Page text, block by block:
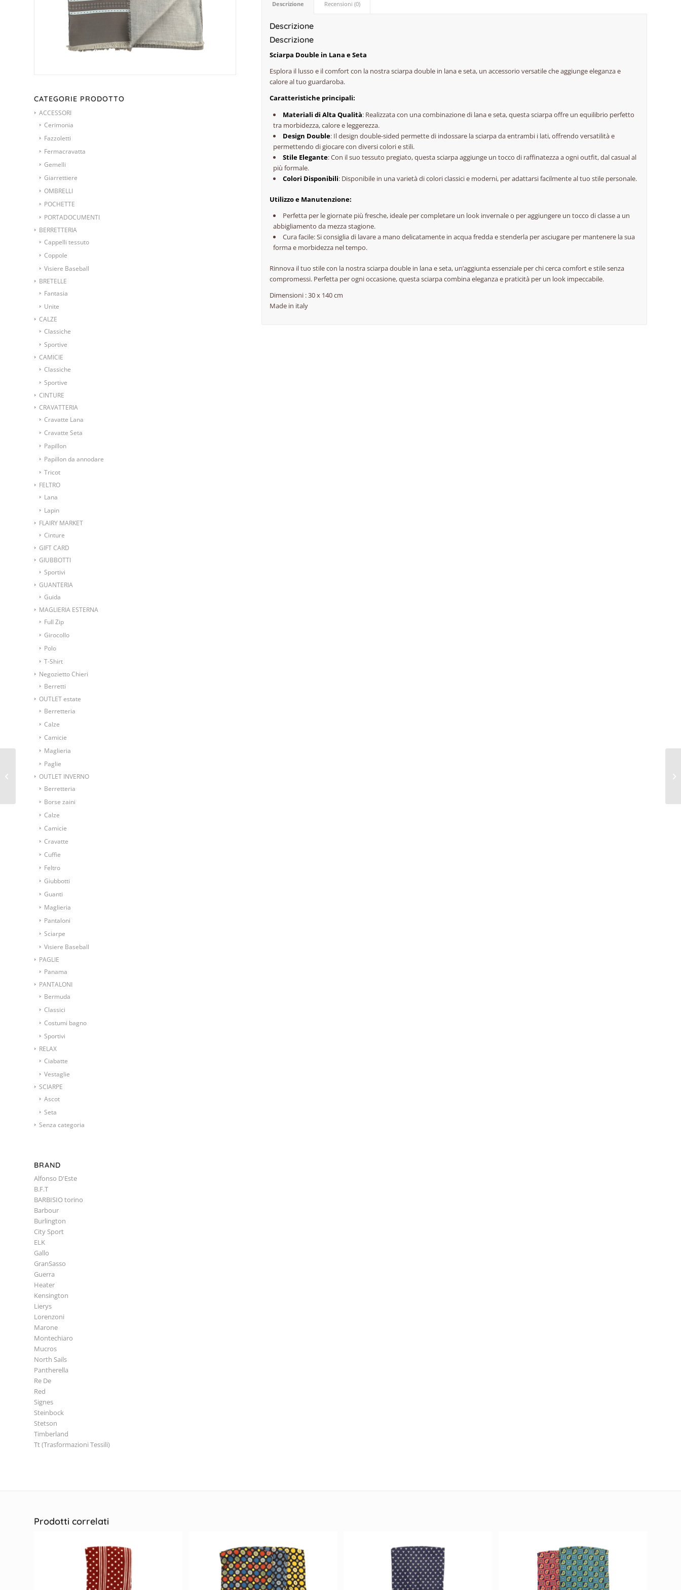
CATEGORIE PRODOTTO
ACCESSORI
Cerimonia
Fazzoletti
Fermacravatta
Gemelli
Giarrettiere
OMBRELLI
POCHETTE
PORTADOCUMENTI
BERRETTERIA
Cappelli tessuto
Coppole
Visiere Baseball
BRETELLE
Fantasia
Unite
CALZE
Classiche
Sportive
CAMICIE
Classiche
Sportive
CINTURE
CRAVATTERIA
Cravatte Lana
Cravatte Seta
Papillon
Papillon da annodare
Tricot
FELTRO
Lana
Lapin
FLAIRY MARKET
Cinture
GIFT CARD
GIUBBOTTI
Sportivi
GUANTERIA
Guida
MAGLIERIA ESTERNA
Full Zip
Girocollo
Polo
T-Shirt
Negozietto Chieri
Berretti
OUTLET estate
Berretteria
Calze
Camicie
Maglieria
Paglie
OUTLET INVERNO
Berretteria
Borse zaini
Calze
Camicie
Cravatte
Cuffie
Feltro
Giubbotti
Guanti
Maglieria
Pantaloni
Sciarpe
Visiere Baseball
PAGLIE
Panama
PANTALONI
Bermuda
Classici
Costumi bagno
Sportivi
RELAX
Ciabatte
Vestaglie
SCIARPE
Ascot
Seta
Senza categoria
BRAND
Alfonso D'Este
B.F.T
BARBISIO torino
Barbour
Burlington
City Sport
ELK
Gallo
GranSasso
Guerra
Heater
Kensington
Lierys
Lorenzoni
Marone
Montechiaro
Mucros
North Sails
Pantherella
Re De
Red
Signes
Steinbock
Stetson
Timberland
Tt (Trasformazioni Tessili)
Descrizione Recensioni (0)
Descrizione
Descrizione
Sciarpa Double in Lana e Seta
Esplora il lusso e il comfort con la nostra sciarpa double in lana e seta, un accessorio versatile che aggiunge eleganza e
calore al tuo guardaroba.
Caratteristiche principali:
Materiali di Alta Qualità: Realizzata con una combinazione di lana e seta, questa sciarpa offre un equilibrio perfetto
tra morbidezza, calore e leggerezza.
Design Double: Il design double-sided permette di indossare la sciarpa da entrambi i lati, offrendo versatilità e
permettendo di giocare con diversi colori e stili.
Stile Elegante: Con il suo tessuto pregiato, questa sciarpa aggiunge un tocco di raffinatezza a ogni outfit, dal casual al
più formale.
Colori Disponibili: Disponibile in una varietà di colori classici e moderni, per adattarsi facilmente al tuo stile personale.
Utilizzo e Manutenzione:
Perfetta per le giornate più fresche, ideale per completare un look invernale o per aggiungere un tocco di classe a un
abbigliamento da mezza stagione.
Cura facile: Si consiglia di lavare a mano delicatamente in acqua fredda e stenderla per asciugare per mantenere la sua
forma e morbidezza nel tempo.
Rinnova il tuo stile con la nostra sciarpa double in lana e seta, un’aggiunta essenziale per chi cerca comfort e stile senza
compromessi. Perfetta per ogni occasione, questa sciarpa combina eleganza e praticità per un look impeccabile.
Dimensioni : 30 x 140 cm
Made in italy
Prodotti correlati
Sciarpa double in lana
seta fantasia cravatta
fondo verde scuro